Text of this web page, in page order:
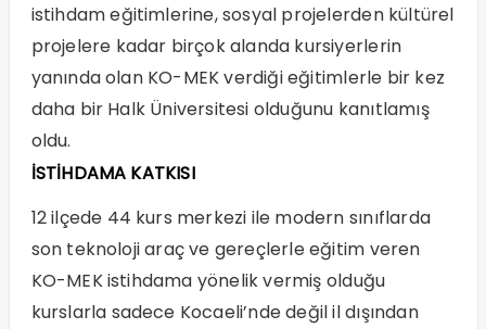
istihdam eğitimlerine, sosyal projelerden kültürel
projelere kadar birçok alanda kursiyerlerin
yanında olan KO-MEK verdiği eğitimlerle bir kez
daha bir Halk Üniversitesi olduğunu kanıtlamış
oldu.
İSTİHDAMA KATKISI
12 ilçede 44 kurs merkezi ile modern sınıflarda
son teknoloji araç ve gereçlerle eğitim veren
KO-MEK istihdama yönelik vermiş olduğu
kurslarla sadece Kocaeli’nde değil il dışından